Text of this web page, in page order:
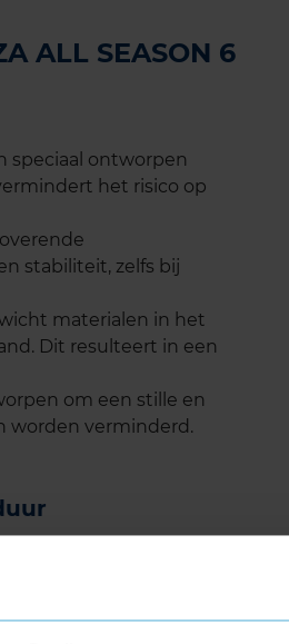
ALL SEASON 6
speciaal ontworpen
het risico op
stabiliteit, zelfs bij
materialen in het
Dit resulteert in een
om een stille en
worden verminderd.
duurzaamheid. Dankzij
van het rubber,
dat je langer